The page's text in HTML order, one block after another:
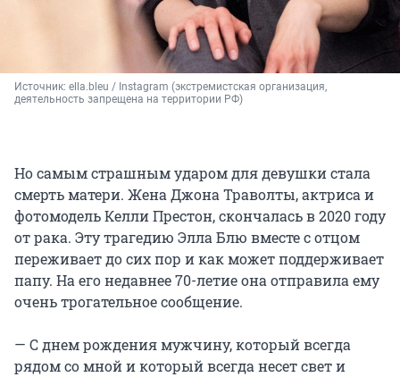
Источник: ella.bleu / Instagram (экстремистская организация,
деятельность запрещена на территории РФ)
Но самым страшным ударом для девушки стала
смерть матери. Жена Джона Траволты, актриса и
фотомодель Келли Престон, скончалась в 2020 году
от рака. Эту трагедию Элла Блю вместе с отцом
переживает до сих пор и как может поддерживает
папу. На его недавнее 70-летие она отправила ему
очень трогательное сообщение.
— С днем рождения мужчину, который всегда
рядом со мной и который всегда несет свет и